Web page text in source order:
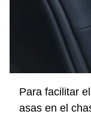
Para facilitar
asas en el